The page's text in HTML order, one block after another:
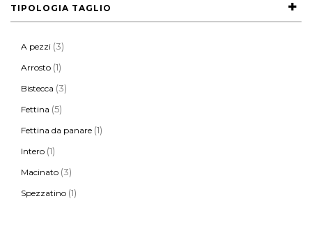
TIPOLOGIA TAGLIO
A pezzi (3)
Arrosto (1)
Bistecca (3)
Fettina (5)
Fettina da panare (1)
Intero (1)
Macinato (3)
Spezzatino (1)